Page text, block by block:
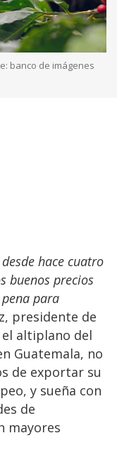
banco de imágenes
hace cuatro
buenos precios
para
presidente de
altiplano del
Guatemala, no
de exportar su
y sueña con
de
mayores